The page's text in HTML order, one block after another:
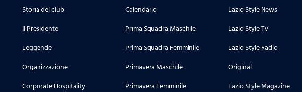
Storia del club
Il Presidente
Leggende
Organizzazione
Corporate Hospitality
Calendario
Prima Squadra Maschile
Prima Squadra Femminile
Primavera Maschile
Primavera Femminile
Lazio Style News
Lazio Style TV
Lazio Style Radio
Original
Lazio Style Magazine